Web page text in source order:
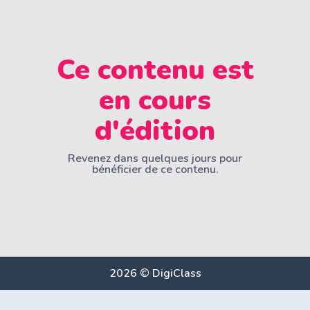
Ce contenu est
en cours
d'édition
Revenez dans quelques jours pour
bénéficier de ce contenu.
2026 © DigiClass